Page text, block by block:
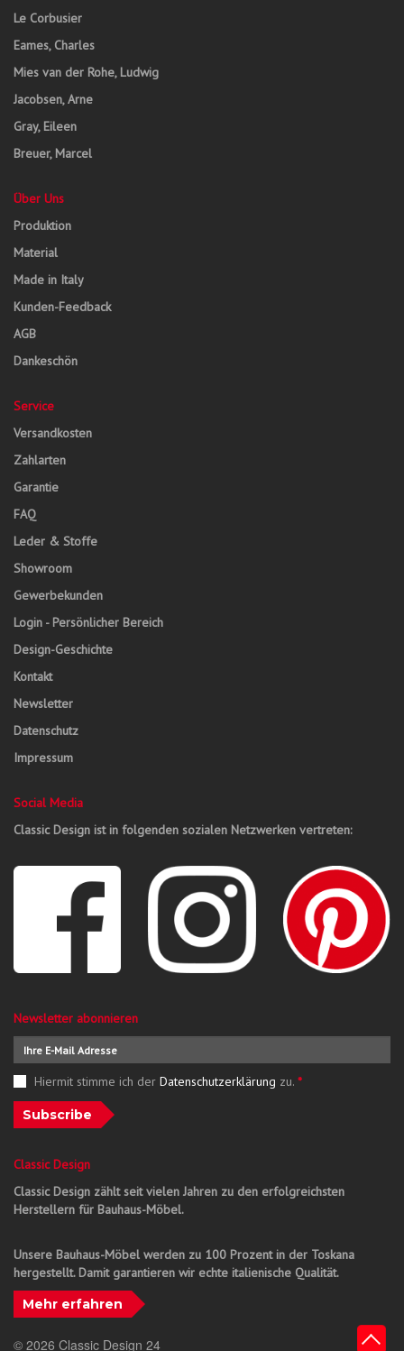
Le Corbusier
Eames, Charles
Mies van der Rohe, Ludwig
Jacobsen, Arne
Gray, Eileen
Breuer, Marcel
Über Uns
Produktion
Material
Made in Italy
Kunden-Feedback
AGB
Dankeschön
Service
Versandkosten
Zahlarten
Garantie
FAQ
Leder & Stoffe
Showroom
Gewerbekunden
Login - Persönlicher Bereich
Design-Geschichte
Kontakt
Newsletter
Datenschutz
Impressum
Social Media
Classic Design ist in folgenden sozialen Netzwerken vertreten:
Newsletter abonnieren
Hiermit stimme ich der Datenschutzerklärung zu. *
Subscribe
Classic Design
Classic Design zählt seit vielen Jahren zu den erfolgreichsten
Herstellern für Bauhaus-Möbel.
Unsere Bauhaus-Möbel werden zu 100 Prozent in der Toskana
hergestellt. Damit garantieren wir echte italienische Qualität.
Mehr erfahren
© 2026 Classic Design 24